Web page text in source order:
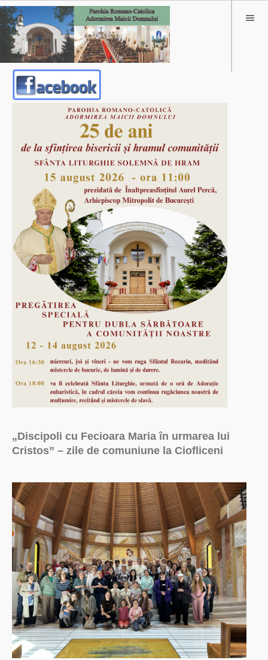
„Discipoli cu Fecioara Maria în urmarea lui
Cristos” – zile de comuniune la Ciofliceni